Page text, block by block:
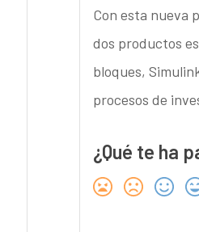
Con esta nueva
dos productos
bloques,
procesos de
¿Qué te ha